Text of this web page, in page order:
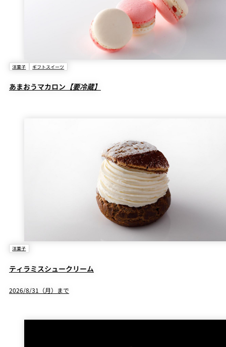
洋菓子 ギフトスイーツ
あまおうマカロン 【要冷蔵】
洋菓子
ティラミスシュークリーム
2026/8/31（月）まで